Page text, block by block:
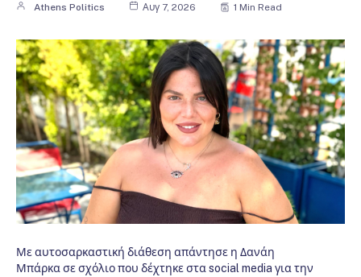
Athens Politics Αυγ 7, 2026 1 Min Read
Με αυτοσαρκαστική διάθεση απάντησε η Δανάη
Μπάρκα σε σχόλιο που δέχτηκε στα social media για την